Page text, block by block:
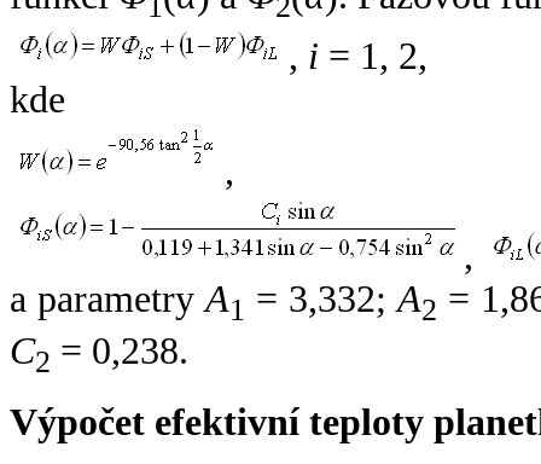
, i = 1, 2,
kde
,
,
a parametryA1 = 3,332;A2 =
C2 = 0,238.
Výpočet efektivní teploty